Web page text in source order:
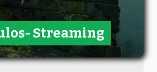
Streaming